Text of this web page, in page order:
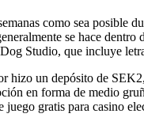
como sea posible
se hace
Studio, que incluye
hizo un depósito de
en forma de medio
juego gratis para casino